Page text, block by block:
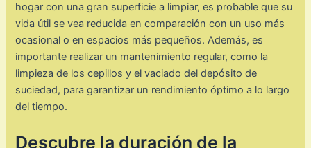
hogar con una gran superficie a limpiar, es probable que su
vida útil se vea reducida en comparación con un uso más
ocasional o en espacios más pequeños. Además, es
importante realizar un mantenimiento regular, como la
limpieza de los cepillos y el vaciado del depósito de
suciedad, para garantizar un rendimiento óptimo a lo largo
del tiempo.
Descubre la duración de la